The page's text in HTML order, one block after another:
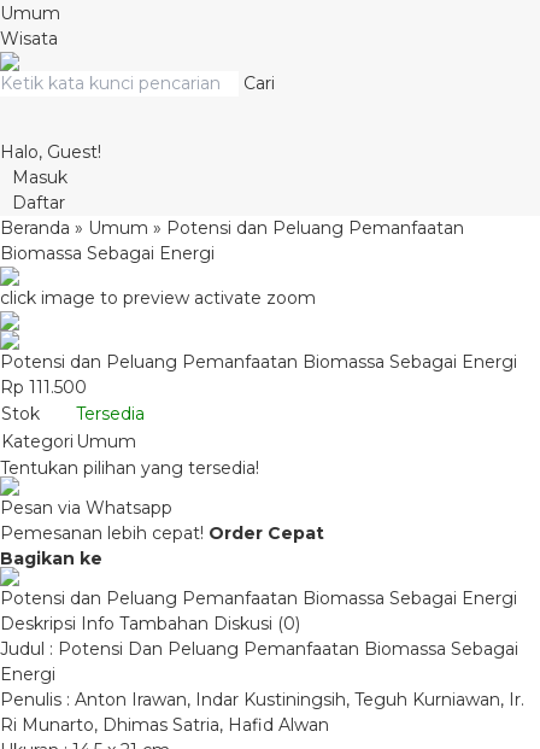
Umum
Wisata
Cari
Halo, Guest!
Masuk
Daftar
Beranda » Umum » Potensi dan Peluang Pemanfaatan
Biomassa Sebagai Energi
click image to preview activate zoom
Potensi dan Peluang Pemanfaatan Biomassa Sebagai Energi
Rp 111.500
Stok
Tersedia
Kategori Umum
Tentukan pilihan yang tersedia!
Pesan via Whatsapp
Pemesanan lebih cepat! Order Cepat
Bagikan ke
Potensi dan Peluang Pemanfaatan Biomassa Sebagai Energi
Deskripsi Info Tambahan Diskusi (0)
Judul : Potensi Dan Peluang Pemanfaatan Biomassa Sebagai
Energi
Penulis : Anton Irawan, Indar Kustiningsih, Teguh Kurniawan, Ir.
Ri Munarto, Dhimas Satria, Hafid Alwan